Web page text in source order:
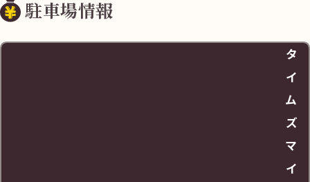
駐車場情報
タ
イ
ム
ズ
マ
イ